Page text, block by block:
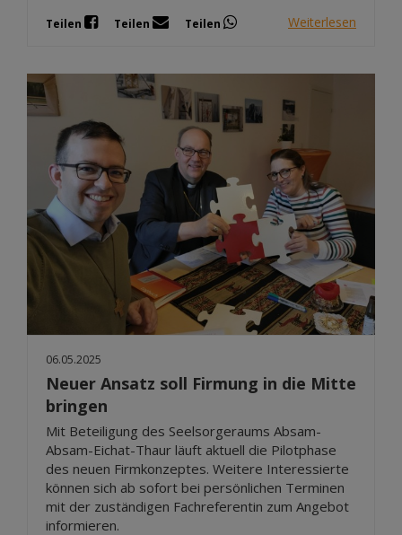
Teilen Teilen Teilen Weiterlesen
06.05.2025
Neuer Ansatz soll Firmung in die Mitte
bringen
Mit Beteiligung des Seelsorgeraums Absam-
Absam-Eichat-Thaur läuft aktuell die Pilotphase
des neuen Firmkonzeptes. Weitere Interessierte
können sich ab sofort bei persönlichen Terminen
mit der zuständigen Fachreferentin zum Angebot
informieren.